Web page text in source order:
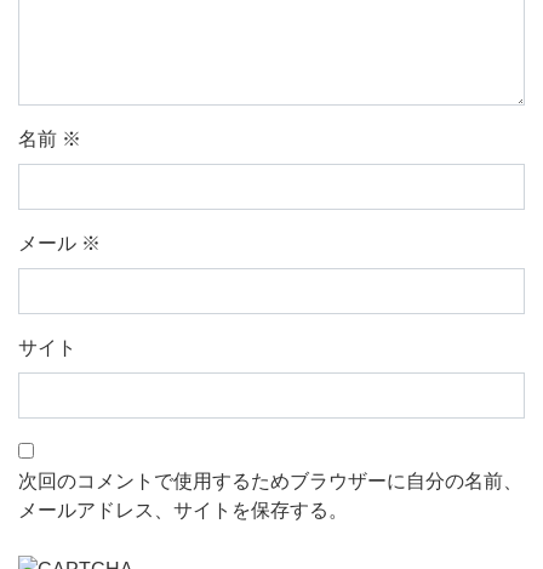
名前 ※
メール ※
サイト
次回のコメントで使用するためブラウザーに自分の名前、
メールアドレス、サイトを保存する。